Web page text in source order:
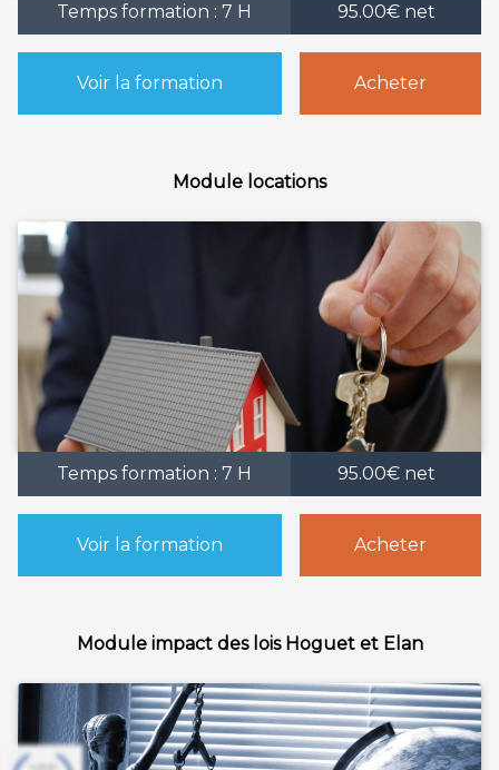
Temps formation : 7 H 95.00€ net
Voir la formation Acheter
Module locations
Temps formation : 7 H 95.00€ net
Voir la formation Acheter
Module impact des lois Hoguet et Elan